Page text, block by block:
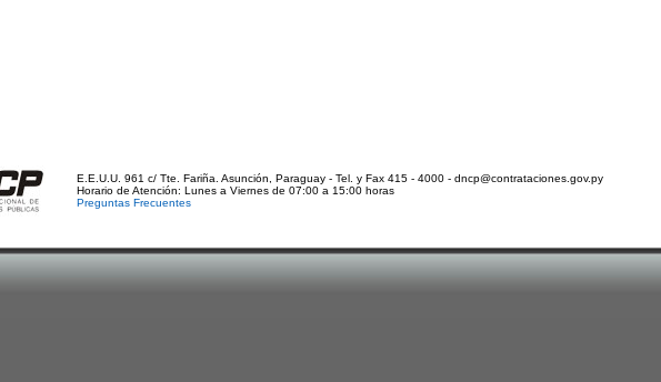
E.E.U.U. 961 c/ Tte. Fariña. Asunción, Paraguay - Tel. y Fax 415 - 4000 - dncp@contrataciones.gov.py
Horario de Atención: Lunes a Viernes de 07:00 a 15:00 horas
Preguntas Frecuentes